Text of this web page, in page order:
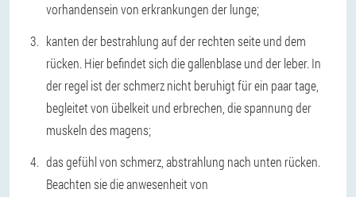
vorhandensein von erkrankungen der lunge;
kanten der bestrahlung auf der rechten seite und dem
rücken. Hier befindet sich die gallenblase und der leber. In
der regel ist der schmerz nicht beruhigt für ein paar tage,
begleitet von übelkeit und erbrechen, die spannung der
muskeln des magens;
das gefühl von schmerz, abstrahlung nach unten rücken.
Beachten sie die anwesenheit von